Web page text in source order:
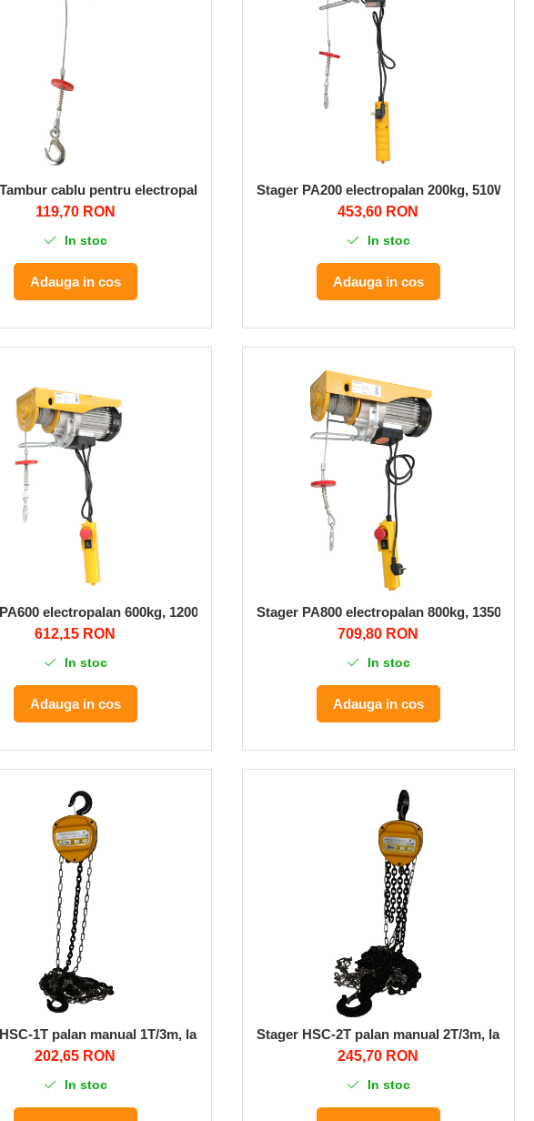
cablu pentru electropalan PA1000
119,70 RON
In stoc
Adauga in cos
Stager PA200 electropalan 200kg, 510W,
453,60 RON
In stoc
Adauga in cos
electropalan 600kg, 1200W, monofazat
612,15 RON
In stoc
Adauga in cos
Stager PA800 electropalan 800kg, 1350W,
709,80 RON
In stoc
Adauga in cos
1T palan manual 1T/3m, lant 6mm
202,65 RON
In stoc
Stager HSC-2T palan manual 2T/3m, lant
245,70 RON
In stoc